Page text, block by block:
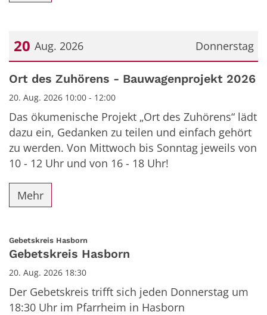
Donnerstag
20 Aug. 2026
Datum: 20. August 2026
Ort des Zuhörens - Bauwagenprojekt 2026
20. Aug. 2026 10:00 - 12:00
Das ökumenische Projekt „Ort des Zuhörens“ lädt
dazu ein, Gedanken zu teilen und einfach gehört
zu werden. Von Mittwoch bis Sonntag jeweils von
10 - 12 Uhr und von 16 - 18 Uhr!
Mehr
Gebetskreis Hasborn
Gebetskreis Hasborn
20. Aug. 2026 18:30
Der Gebetskreis trifft sich jeden Donnerstag um
18:30 Uhr im Pfarrheim in Hasborn